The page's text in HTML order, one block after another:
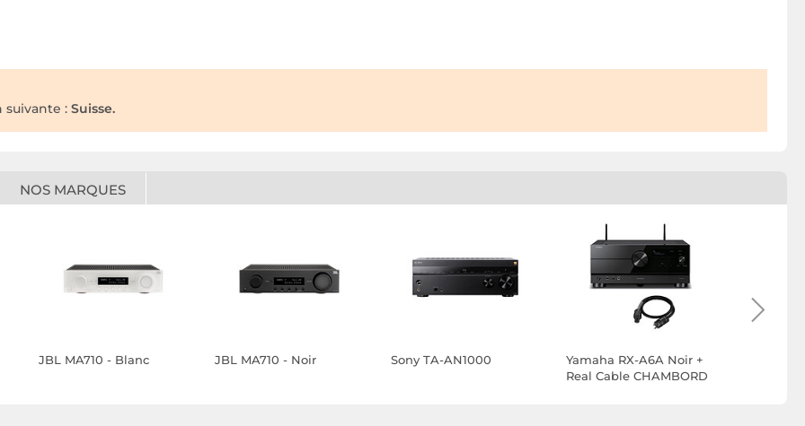
suivante : Suisse.
NOS MARQUES
JBL MA710 - Blanc JBL MA710 - Noir Sony TA-AN1000
Yamaha RX-A6A Noir +
Real Cable CHAMBORD